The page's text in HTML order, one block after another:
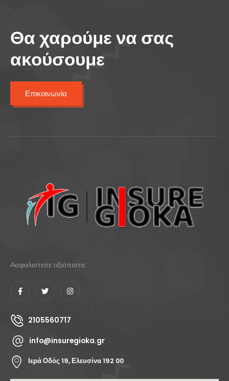
Θα χαρούμε να σας
ακούσουμε
Επικοινωνία
Ασφαλιστείτε αξιόπιστα.
2105560717
info@insuregioka.gr
Ιερά Οδός 19, Ελευσίνα 192 00